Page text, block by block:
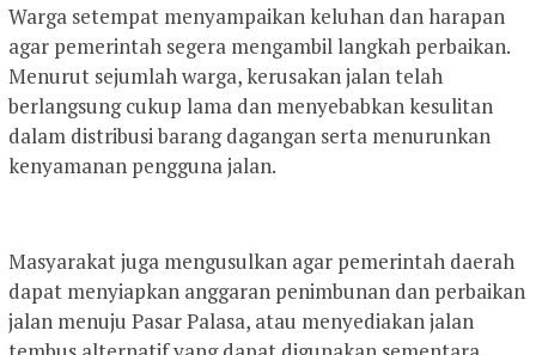
Warga setempat menyampaikan keluhan dan harapan
agar pemerintah segera mengambil langkah perbaikan.
Menurut sejumlah warga, kerusakan jalan telah
berlangsung cukup lama dan menyebabkan kesulitan
dalam distribusi barang dagangan serta menurunkan
kenyamanan pengguna jalan.
Masyarakat juga mengusulkan agar pemerintah daerah
dapat menyiapkan anggaran penimbunan dan perbaikan
jalan menuju Pasar Palasa, atau menyediakan jalan